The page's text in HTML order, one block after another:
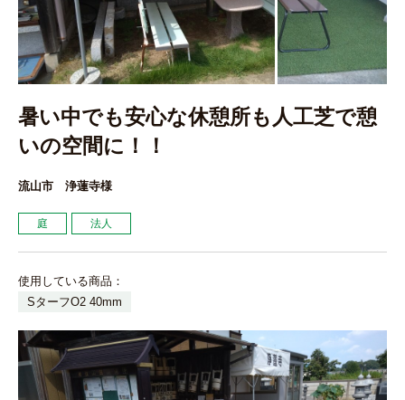
暑い中でも安心な休憩所も人工芝で憩
いの空間に！！
流山市 浄蓮寺様
庭 法人
使用している商品：
SターフO2 40mm